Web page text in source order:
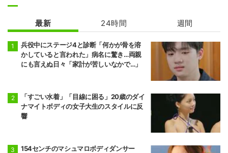
最新 24時間 週間
兵役中にステージ4と診断「何かが骨を溶
かしていると言われた」病名に驚き…両親
にも言えぬ日々「家計が苦しいなかで…」
「すごい水着」「目線に困る」20歳のダイ
ナマイトボディの女子大生のスタイルに反
響
154センチのマシュマロボディダンサー